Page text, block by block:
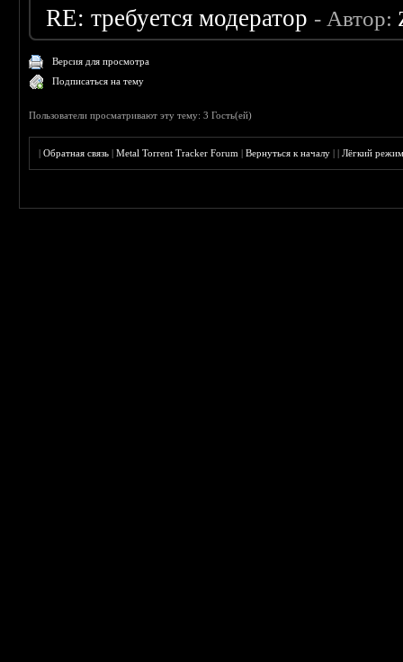
RE: требуется модератор - Автор:
Версия для просмотра
Подписаться на тему
Пользователи просматривают эту тему: 3 Гость(ей)
|Обратная связь |Metal Torrent Tracker Forum |Вернуться к началу ||Лёгкий